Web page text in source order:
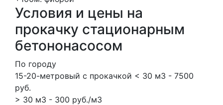
Условия и цены на
прокачку стационарным
бетононасосом
По городу
15-20-метровый с прокачкой < 30 м3 - 7500
руб.
> 30 м3 - 300 руб./м3